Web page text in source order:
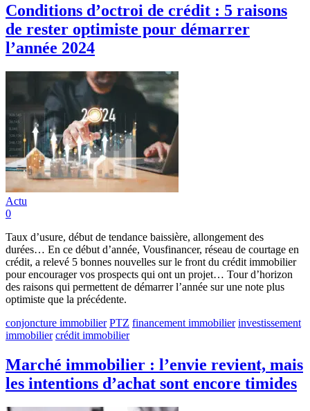
Conditions d’octroi de crédit : 5 raisons
de rester optimiste pour démarrer
l’année 2024
Actu
0
Taux d’usure, début de tendance baissière, allongement des
durées… En ce début d’année, Vousfinancer, réseau de courtage en
crédit, a relevé 5 bonnes nouvelles sur le front du crédit immobilier
pour encourager vos prospects qui ont un projet… Tour d’horizon
des raisons qui permettent de démarrer l’année sur une note plus
optimiste que la précédente.
conjoncture immobilier PTZ financement immobilier investissement
immobilier crédit immobilier
Marché immobilier : l’envie revient, mais
les intentions d’achat sont encore timides